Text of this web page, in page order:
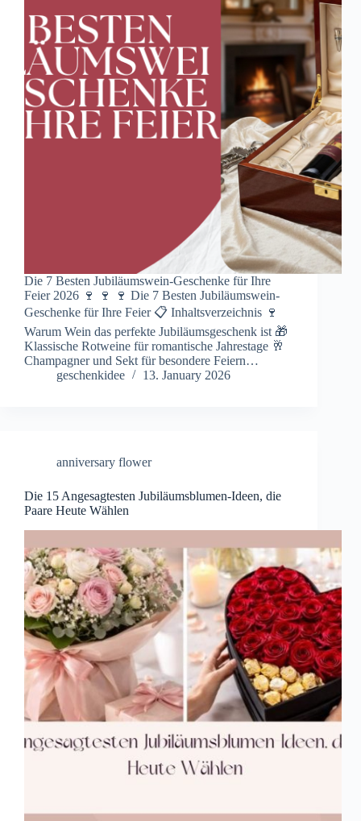
Die 7 Besten Jubiläumswein-Geschenke für Ihre
Feier 2026 🍷 🍷 🍷 Die 7 Besten Jubiläumswein-
Geschenke für Ihre Feier 📋 Inhaltsverzeichnis 🍷
Warum Wein das perfekte Jubiläumsgeschenk ist 🎁
Klassische Rotweine für romantische Jahrestage 🥂
Champagner und Sekt für besondere Feiern…
geschenkidee
13. January 2026
anniversary flower
Die 15 Angesagtesten Jubiläumsblumen-Ideen, die
Paare Heute Wählen